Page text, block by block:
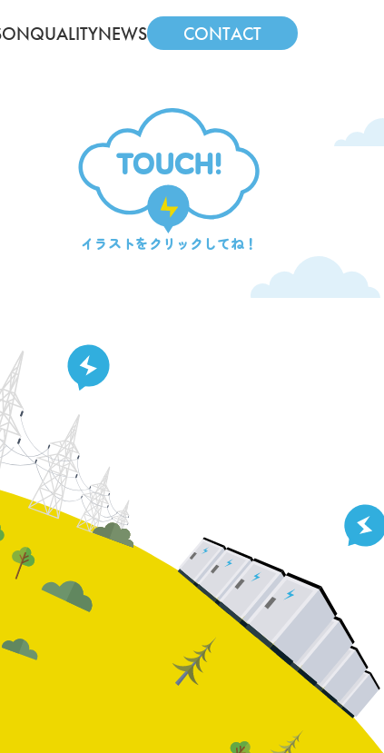
QUALITYNEWS CONTACT
TOUCH!
イラストをクリックしてね！